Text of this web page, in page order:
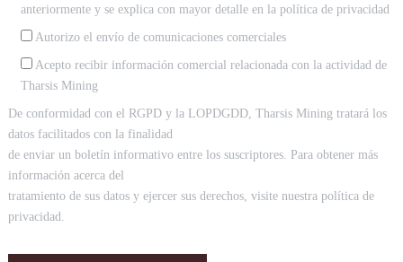
anteriormente y se explica con mayor detalle en la política de privacidad
Autorizo el envío de comunicaciones comerciales
Acepto recibir información comercial relacionada con la actividad de
Tharsis Mining
De conformidad con el RGPD y la LOPDGDD, Tharsis Mining tratará los
datos facilitados con la finalidad
de enviar un boletín informativo entre los suscriptores. Para obtener más
información acerca del
tratamiento de sus datos y ejercer sus derechos, visite nuestra política de
privacidad.